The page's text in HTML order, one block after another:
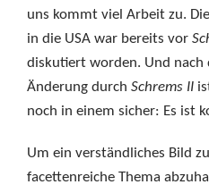
uns kommt viel Arbeit zu.
in die USA war bereits vor
diskutiert worden. Und nach
Änderung durch Schrems II
noch in einem sicher: Es ist
Um ein verständliches Bild
facettenreiche Thema